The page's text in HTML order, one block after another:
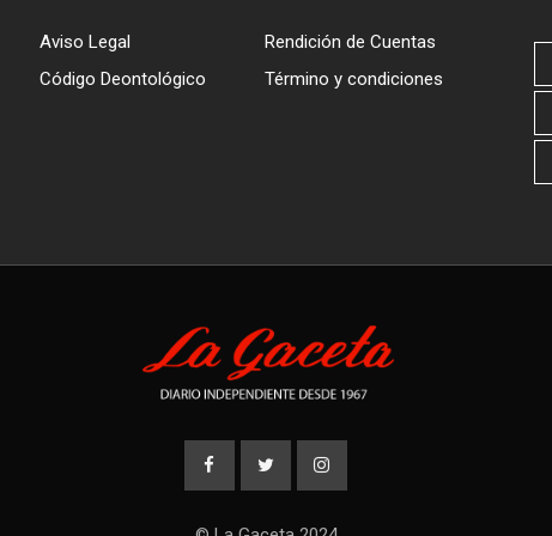
Aviso Legal
Rendición de Cuentas
Código Deontológico
Término y condiciones